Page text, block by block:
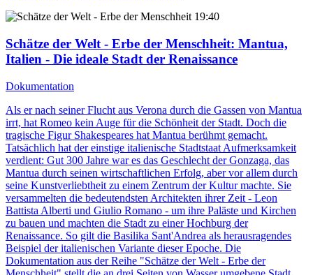
19:40
Schätze der Welt - Erbe der Menschheit: Mantua,
Italien - Die ideale Stadt der Renaissance
Dokumentation
Als er nach seiner Flucht aus Verona durch die Gassen von Mantua
irrt, hat Romeo kein Auge für die Schönheit der Stadt. Doch die
tragische Figur Shakespeares hat Mantua berühmt gemacht.
Tatsächlich hat der einstige italienische Stadtstaat Aufmerksamkeit
verdient: Gut 300 Jahre war es das Geschlecht der Gonzaga, das
Mantua durch seinen wirtschaftlichen Erfolg, aber vor allem durch
seine Kunstverliebtheit zu einem Zentrum der Kultur machte. Sie
versammelten die bedeutendsten Architekten ihrer Zeit - Leon
Battista Alberti und Giulio Romano - um ihre Paläste und Kirchen
zu bauen und machten die Stadt zu einer Hochburg der
Renaissance. So gilt die Basilika Sant'Andrea als herausragendes
Beispiel der italienischen Variante dieser Epoche. Die
Dokumentation aus der Reihe "Schätze der Welt - Erbe der